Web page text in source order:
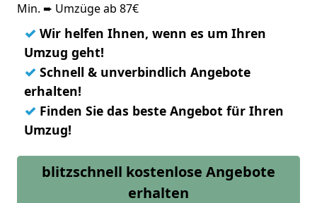
Min. ➨ Umzüge ab 87€
✓ Wir helfen Ihnen, wenn es um Ihren
Umzug geht!
✓ Schnell & unverbindlich Angebote
erhalten!
✓ Finden Sie das beste Angebot für Ihren
Umzug!
blitzschnell kostenlose Angebote
erhalten